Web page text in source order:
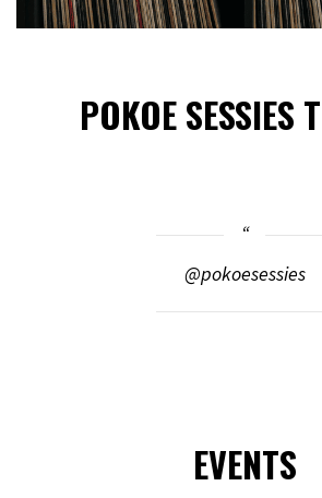
POKOE SESSIES
@pokoesessies
EVENTS